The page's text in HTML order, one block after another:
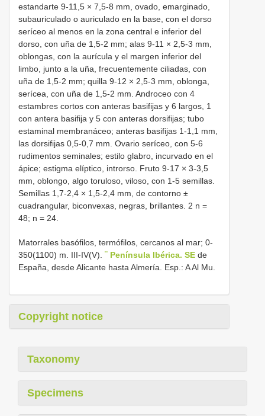
estandarte 9-11,5 × 7,5-8 mm, ovado, emarginado,
subauriculado o auriculado en la base, con el dorso
seríceo al menos en la zona central e inferior del
dorso, con uña de 1,5-2 mm; alas 9-11 × 2,5-3 mm,
oblongas, con la aurícula y el margen inferior del
limbo, junto a la uña, frecuentemente ciliadas, con
uña de 1,5-2 mm; quilla 9-12 × 2,5-3 mm, oblonga,
serícea, con uña de 1,5-2 mm. Androceo con 4
estambres cortos con anteras basifijas y 6 largos, 1
con antera basifija y 5 con anteras dorsifijas; tubo
estaminal membranáceo; anteras basifijas 1-1,1 mm,
las dorsifijas 0,5-0,7 mm. Ovario seríceo, con 5-6
rudimentos seminales; estilo glabro, incurvado en el
ápice; estigma elíptico, introrso. Fruto 9-17 × 3-3,5
mm, oblongo, algo toruloso, viloso, con 1-5 semillas.
Semillas 1,7-2,4 × 1,5-2,4 mm, de contorno ±
cuadrangular, biconvexas, negras, brillantes. 2 n =
48; n = 24.
Matorrales basófilos, termófilos, cercanos al mar; 0-
350(1100) m. III-IV(V). ¨ Península Ibérica. SE de
España, desde Alicante hasta Almería. Esp.: A Al Mu.
Copyright notice
Taxonomy
Specimens